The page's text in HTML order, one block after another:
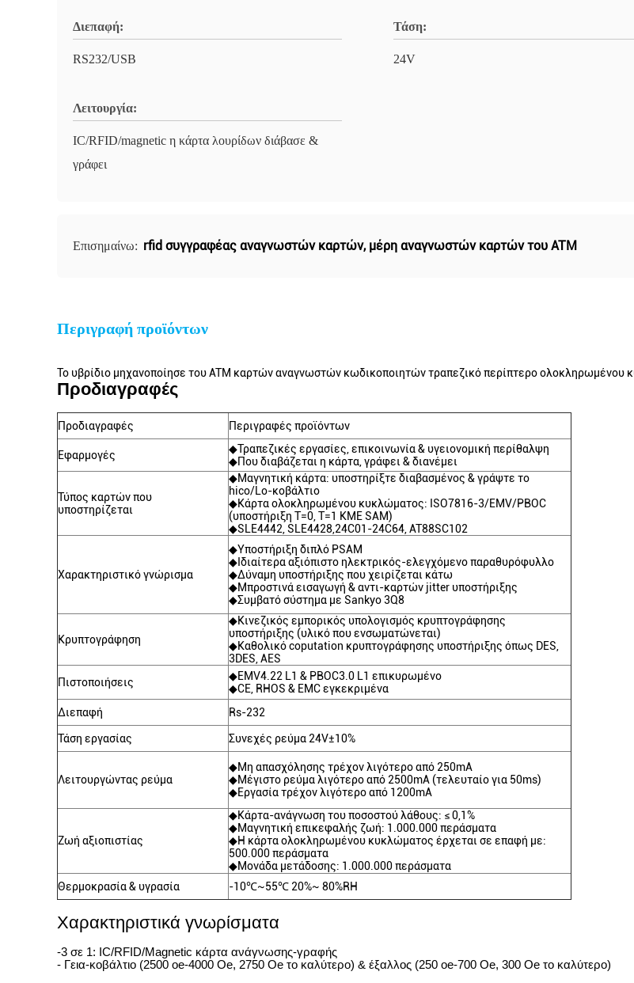
Διεπαφή:
RS232/USB
Τάση:
24V
Λειτουργία:
IC/RFID/magnetic η κάρτα λουρίδων διάβασε &
γράφει
Επισημαίνω: rfid συγγραφέας αναγνωστών καρτών, μέρη αναγνωστών καρτών του ATM
Περιγραφή προϊόντων
Το υβρίδιο μηχανοποίησε του ATM καρτών αναγνωστών κωδικοποιητών τραπεζικό περίπτερο
Προδιαγραφές
Προδιαγραφές Περιγραφές προϊόντων
Εφαρμογές
◆Τραπεζικές εργασίες, επικοινωνία & υγειονομική περίθαλψη
◆Που διαβάζεται η κάρτα, γράφει & διανέμει
Τύπος καρτών που
υποστηρίζεται
◆Μαγνητική κάρτα: υποστηρίξτε διαβασμένος & γράψτε το
hico/Lo-κοβάλτιο
◆Κάρτα ολοκληρωμένου κυκλώματος: ISO7816-3/EMV/PBOC
(υποστήριξη T=0, T=1 ΚΜΕ SAM)
◆SLE4442, SLE4428,24C01-24C64, AT88SC102
Χαρακτηριστικό γνώρισμα
◆Υποστήριξη διπλό PSAM
◆Ιδιαίτερα αξιόπιστο ηλεκτρικός-ελεγχόμενο παραθυρόφυλλο
◆Δύναμη υποστήριξης που χειρίζεται κάτω
◆Μπροστινά εισαγωγή & αντι-καρτών jitter υποστήριξης
◆Συμβατό σύστημα με Sankyo 3Q8
Κρυπτογράφηση
◆Κινεζικός εμπορικός υπολογισμός κρυπτογράφησης
υποστήριξης (υλικό που ενσωματώνεται)
◆Καθολικό coputation κρυπτογράφησης υποστήριξης όπως DES,
3DES, AES
Πιστοποιήσεις
◆EMV4.22 L1 & PBOC3.0 L1 επικυρωμένο
◆CE, RHOS & EMC εγκεκριμένα
Διεπαφή
Rs-232
Τάση εργασίας Συνεχές ρεύμα 24V±10%
Λειτουργώντας ρεύμα
◆Μη απασχόλησης τρέχον λιγότερο από 250mA
◆Μέγιστο ρεύμα λιγότερο από 2500mA (τελευταίο για 50ms)
◆Εργασία τρέχον λιγότερο από 1200mA
Ζωή αξιοπιστίας
◆Κάρτα-ανάγνωση του ποσοστού λάθους: ≤ 0,1%
◆Μαγνητική επικεφαλής ζωή: 1.000.000 περάσματα
◆Η κάρτα ολοκληρωμένου κυκλώματος έρχεται σε επαφή με:
500.000 περάσματα
◆Μονάδα μετάδοσης: 1.000.000 περάσματα
Θερμοκρασία & υγρασία
-10℃~55℃ 20%~ 80%RH
Χαρακτηριστικά γνωρίσματα
-3 σε 1: IC/RFID/Magnetic κάρτα ανάγνωσης-γραφής
- Γεια-κοβάλτιο (2500 oe-4000 Oe, 2750 Oe το καλύτερο) & έξαλλος (250 oe-700 Oe, 300 Oe το καλύτερο)